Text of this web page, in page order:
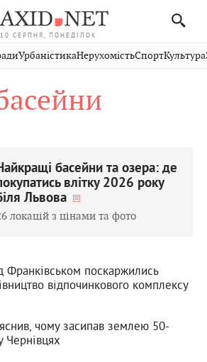
10 СЕРПНЯ, ПОНЕДІЛОК
Публікації
Авто СловкоКультура
Кіно Дім
УрбаністикаНерухомістьСпортКультура
басейни та озера: де
влітку 2026 року
Львова
локацій з цінами та фото
Франківськом поскаржились
відпочинкового комплексу
чому засипав землею 50-
Чернівцях